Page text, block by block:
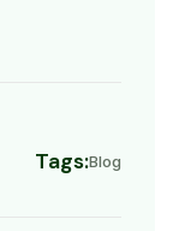
Tags:Blog